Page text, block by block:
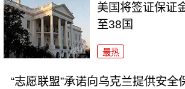
美国将签证保证
至38国
最热
“志愿联盟”承诺向乌克兰提供安全